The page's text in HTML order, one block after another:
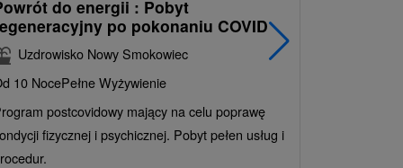
do energii : Pobyt
po pokonaniu COVID
Uzdrowisko Nowy Smokowiec
10 NocePełne Wyżywienie
postcovidowy mający na celu poprawę
fizycznej i psychicznej. Pobyt pełen usług i